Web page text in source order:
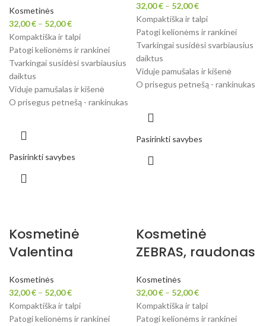
Kosmetinės
32,00€ – 52,00€
Kompaktiška ir talpi
Patogi kelionėms ir rankinei
Tvarkingai susidėsi svarbiausius
daiktus
Viduje pamušalas ir kišenė
O prisegus petnešą - rankinukas
Pasirinkti savybes
32,00€ – 52,00€
Kompaktiška ir talpi
Patogi kelionėms ir rankinei
Tvarkingai susidėsi svarbiausius
daiktus
Viduje pamušalas ir kišenė
O prisegus petnešą - rankinukas
Pasirinkti savybes
Kosmetinė
Valentina
Kosmetinės
32,00€ – 52,00€
Kompaktiška ir talpi
Patogi kelionėms ir rankinei
Kosmetinė
ZEBRAS, raudonas
Kosmetinės
32,00€ – 52,00€
Kompaktiška ir talpi
Patogi kelionėms ir rankinei